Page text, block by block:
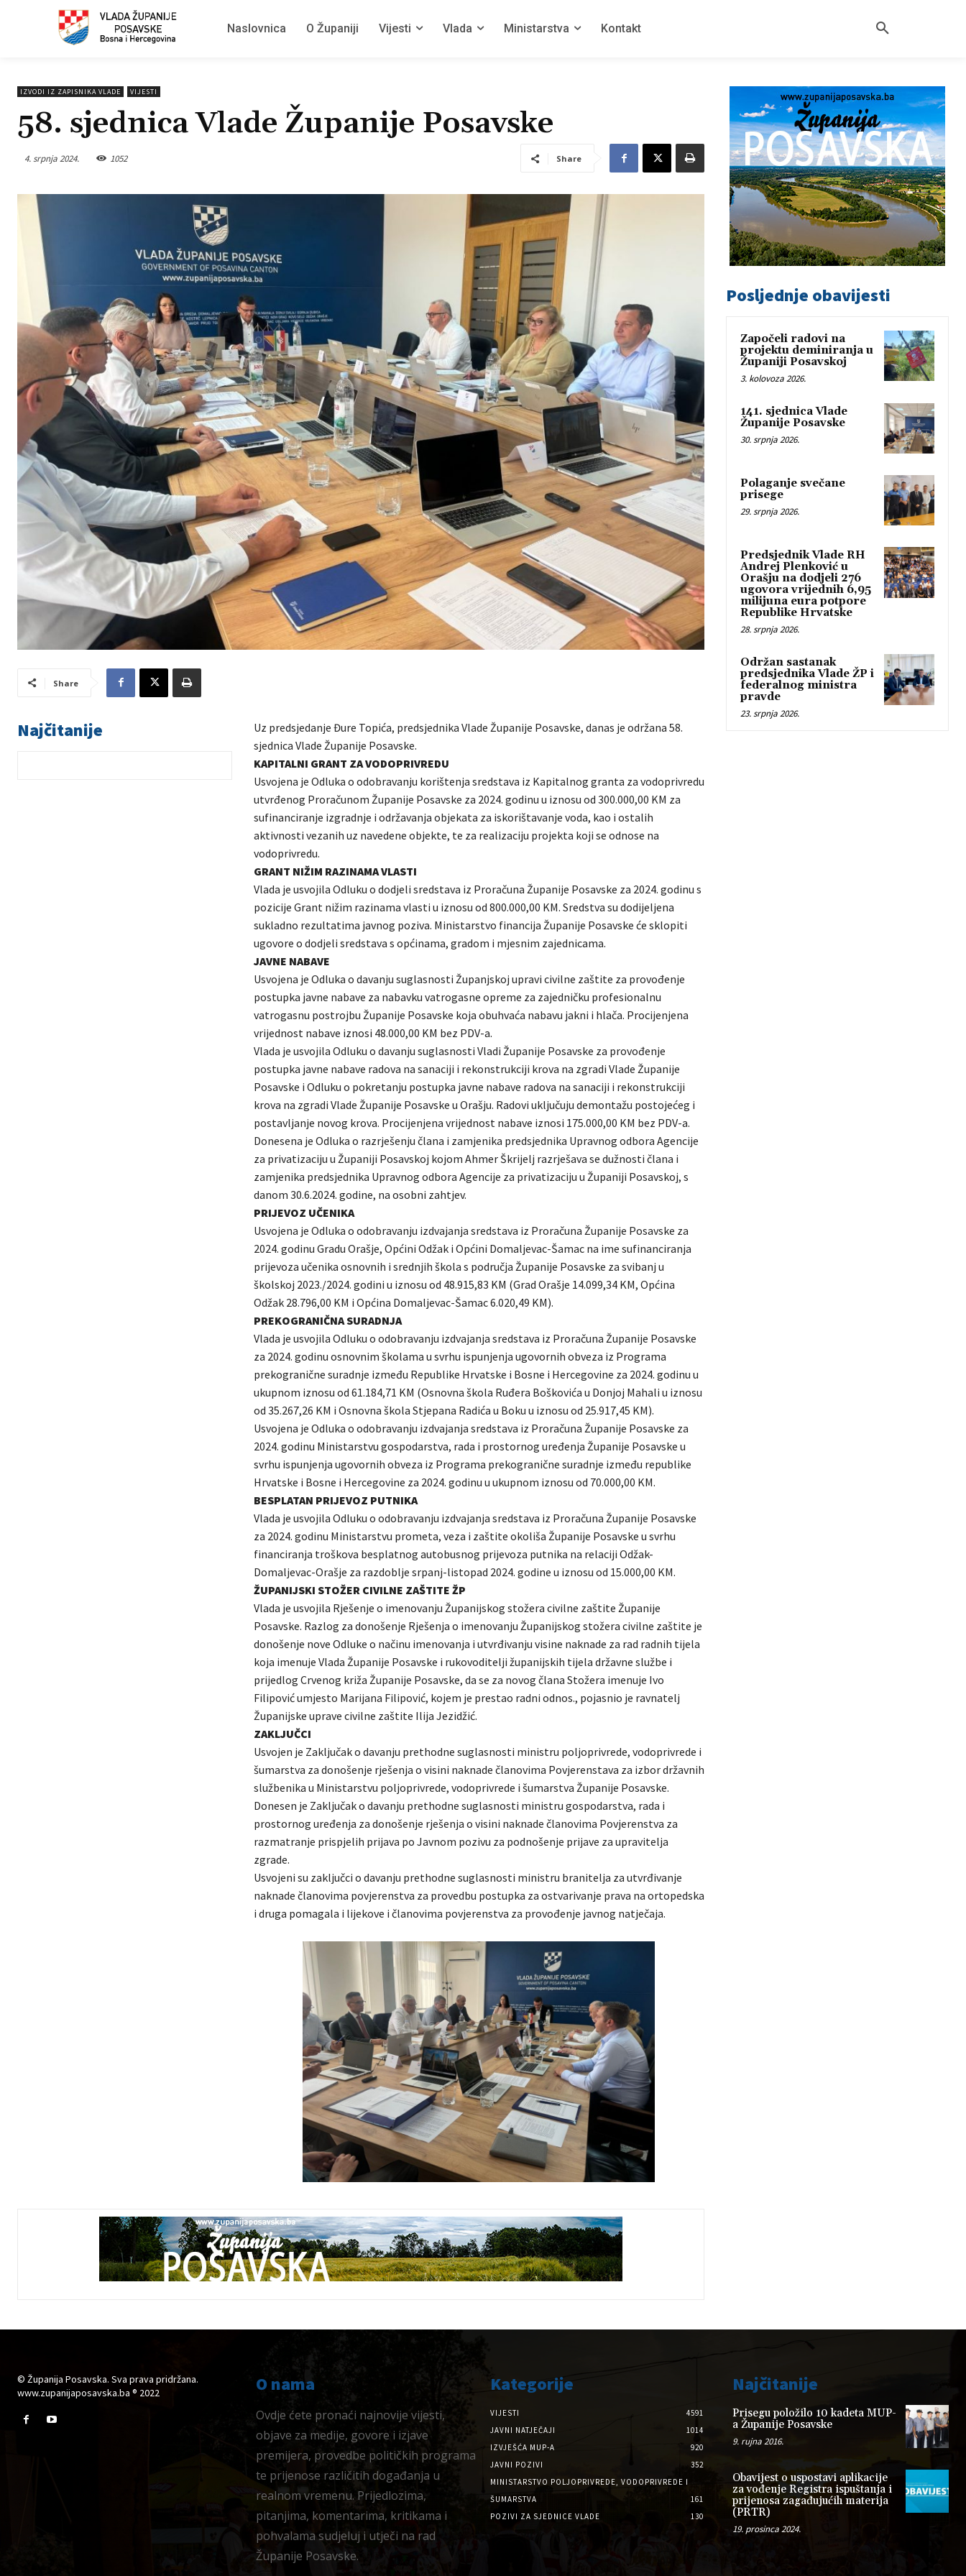
Naslovnica O Županiji Vijesti Vlada Ministarstva Kontakt
IZVODI IZ ZAPISNIKA VLADE VIJESTI
58. sjednica Vlade Županije Posavske
4. srpnja 2024. 1052 Share
Share
Najčitanije
Uz predsjedanje Đure Topića, predsjednika Vlade Županije Posavske, danas je održana 58.
sjednica Vlade Županije Posavske.
KAPITALNI GRANT ZA VODOPRIVREDU
Usvojena je Odluka o odobravanju korištenja sredstava iz Kapitalnog granta za vodoprivredu
utvrđenog Proračunom Županije Posavske za 2024. godinu u iznosu od 300.000,00 KM za
sufinanciranje izgradnje i održavanja objekata za iskorištavanje voda, kao i ostalih
aktivnosti vezanih uz navedene objekte, te za realizaciju projekta koji se odnose na
vodoprivredu.
GRANT NIŽIM RAZINAMA VLASTI
Vlada je usvojila Odluku o dodjeli sredstava iz Proračuna Županije Posavske za 2024. godinu s
pozicije Grant nižim razinama vlasti u iznosu od 800.000,00 KM. Sredstva su dodijeljena
sukladno rezultatima javnog poziva. Ministarstvo financija Županije Posavske će sklopiti
ugovore o dodjeli sredstava s općinama, gradom i mjesnim zajednicama.
JAVNE NABAVE
Usvojena je Odluka o davanju suglasnosti Županjskoj upravi civilne zaštite za provođenje
postupka javne nabave za nabavku vatrogasne opreme za zajedničku profesionalnu
vatrogasnu postrojbu Županije Posavske koja obuhvaća nabavu jakni i hlača. Procijenjena
vrijednost nabave iznosi 48.000,00 KM bez PDV-a.
Vlada je usvojila Odluku o davanju suglasnosti Vladi Županije Posavske za provođenje
postupka javne nabave radova na sanaciji i rekonstrukciji krova na zgradi Vlade Županije
Posavske i Odluku o pokretanju postupka javne nabave radova na sanaciji i rekonstrukciji
krova na zgradi Vlade Županije Posavske u Orašju. Radovi uključuju demontažu postojećeg i
postavljanje novog krova. Procijenjena vrijednost nabave iznosi 175.000,00 KM bez PDV-a.
Donesena je Odluka o razrješenju člana i zamjenika predsjednika Upravnog odbora Agencije
za privatizaciju u Županiji Posavskoj kojom Ahmer Škrijelj razrješava se dužnosti člana i
zamjenika predsjednika Upravnog odbora Agencije za privatizaciju u Županiji Posavskoj, s
danom 30.6.2024. godine, na osobni zahtjev.
PRIJEVOZ UČENIKA
Usvojena je Odluka o odobravanju izdvajanja sredstava iz Proračuna Županije Posavske za
2024. godinu Gradu Orašje, Općini Odžak i Općini Domaljevac-Šamac na ime sufinanciranja
prijevoza učenika osnovnih i srednjih škola s područja Županije Posavske za svibanj u
školskoj 2023./2024. godini u iznosu od 48.915,83 KM (Grad Orašje 14.099,34 KM, Općina
Odžak 28.796,00 KM i Općina Domaljevac-Šamac 6.020,49 KM).
PREKOGRANIČNA SURADNJA
Vlada je usvojila Odluku o odobravanju izdvajanja sredstava iz Proračuna Županije Posavske
za 2024. godinu osnovnim školama u svrhu ispunjenja ugovornih obveza iz Programa
prekogranične suradnje između Republike Hrvatske i Bosne i Hercegovine za 2024. godinu u
ukupnom iznosu od 61.184,71 KM (Osnovna škola Ruđera Boškovića u Donjoj Mahali u iznosu
od 35.267,26 KM i Osnovna škola Stjepana Radića u Boku u iznosu od 25.917,45 KM).
Usvojena je Odluka o odobravanju izdvajanja sredstava iz Proračuna Županije Posavske za
2024. godinu Ministarstvu gospodarstva, rada i prostornog uređenja Županije Posavske u
svrhu ispunjenja ugovornih obveza iz Programa prekogranične suradnje između republike
Hrvatske i Bosne i Hercegovine za 2024. godinu u ukupnom iznosu od 70.000,00 KM.
BESPLATAN PRIJEVOZ PUTNIKA
Vlada je usvojila Odluku o odobravanju izdvajanja sredstava iz Proračuna Županije Posavske
za 2024. godinu Ministarstvu prometa, veza i zaštite okoliša Županije Posavske u svrhu
financiranja troškova besplatnog autobusnog prijevoza putnika na relaciji Odžak-
Domaljevac-Orašje za razdoblje srpanj-listopad 2024. godine u iznosu od 15.000,00 KM.
ŽUPANIJSKI STOŽER CIVILNE ZAŠTITE ŽP
Vlada je usvojila Rješenje o imenovanju Županijskog stožera civilne zaštite Županije
Posavske. Razlog za donošenje Rješenja o imenovanju Županijskog stožera civilne zaštite je
donošenje nove Odluke o načinu imenovanja i utvrđivanju visine naknade za rad radnih tijela
koja imenuje Vlada Županije Posavske i rukovoditelji županijskih tijela državne službe i
prijedlog Crvenog križa Županije Posavske, da se za novog člana Stožera imenuje Ivo
Filipović umjesto Marijana Filipović, kojem je prestao radni odnos., pojasnio je ravnatelj
Županijske uprave civilne zaštite Ilija Jezidžić.
ZAKLJUČCI
Usvojen je Zaključak o davanju prethodne suglasnosti ministru poljoprivrede, vodoprivrede i
šumarstva za donošenje rješenja o visini naknade članovima Povjerenstava za izbor državnih
službenika u Ministarstvu poljoprivrede, vodoprivrede i šumarstva Županije Posavske.
Donesen je Zaključak o davanju prethodne suglasnosti ministru gospodarstva, rada i
prostornog uređenja za donošenje rješenja o visini naknade članovima Povjerenstva za
razmatranje prispjelih prijava po Javnom pozivu za podnošenje prijave za upravitelja
zgrade.
Usvojeni su zaključci o davanju prethodne suglasnosti ministru branitelja za utvrđivanje
naknade članovima povjerenstva za provedbu postupka za ostvarivanje prava na ortopedska
i druga pomagala i lijekove i članovima povjerenstva za provođenje javnog natječaja.
Posljednje obavijesti
Započeli radovi na
projektu deminiranja u
Županiji Posavskoj
3. kolovoza 2026.
141. sjednica Vlade
Županije Posavske
30. srpnja 2026.
Polaganje svečane
prisege
29. srpnja 2026.
Predsjednik Vlade RH
Andrej Plenković u
Orašju na dodjeli 276
ugovora vrijednih 6,95
milijuna eura potpore
Republike Hrvatske
28. srpnja 2026.
Održan sastanak
predsjednika Vlade ŽP i
federalnog ministra
pravde
23. srpnja 2026.
© Županija Posavska. Sva prava pridržana.
www.zupanijaposavska.ba ® 2022
O nama
Ovdje ćete pronaći najnovije vijesti,
objave za medije, govore i izjave
premijera, provedbe političkih programa
te prijenose različitih događanja u
realnom vremenu. Prijedlozima,
pitanjima, komentarima, kritikama i
pohvalama sudjeluj i utječi na rad
Županije Posavske.
Kategorije
VIJESTI
4591
JAVNI NATJEČAJI
1014
IZVJEŠĆA MUP-A
920
JAVNI POZIVI
352
MINISTARSTVO POLJOPRIVREDE, VODOPRIVREDE I
ŠUMARSTVA
161
POZIVI ZA SJEDNICE VLADE
130
Najčitanije
Prisegu položilo 10 kadeta MUP-
a Županije Posavske
9. rujna 2016.
Obavijest o uspostavi aplikacije
za vođenje Registra ispuštanja i
prijenosa zagađujućih materija
(PRTR)
19. prosinca 2024.